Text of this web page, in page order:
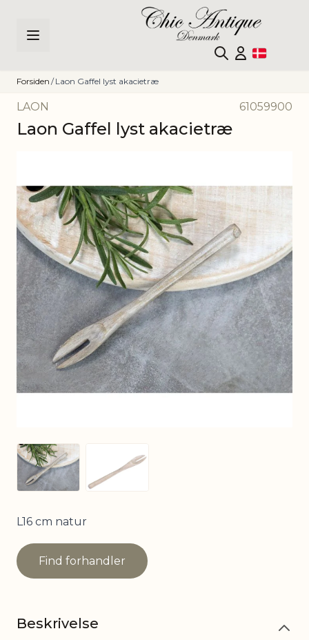
Forsiden / Laon Gaffel lyst akacietræ
LAON 61059900
Laon Gaffel lyst akacietræ
View larger image
L16 cm natur
Find forhandler
Beskrivelse